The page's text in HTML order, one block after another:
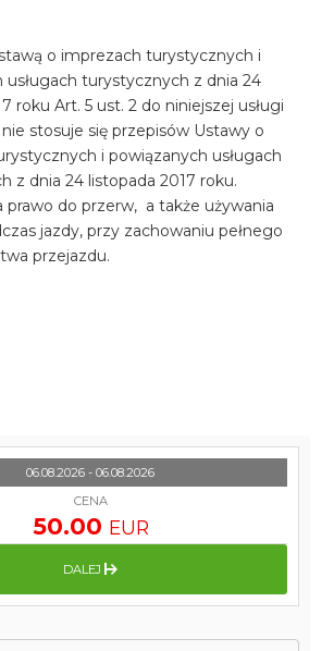
o imprezach turystycznych i
usługach turystycznych z dnia 24
roku Art. 5 ust. 2 do niniejszej usługi
stosuje się przepisów Ustawy o
i powiązanych usługach
z dnia 24 listopada 2017 roku.
prawo do przerw, a także używania
jazdy, przy zachowaniu pełnego
przejazdu.
06.08.2026 - 06.08.2026
CENA
50.00 EUR
DALEJ